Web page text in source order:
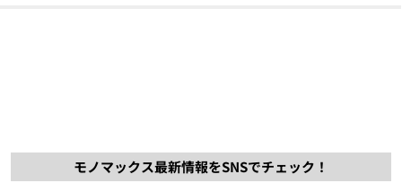
モノマックス最新情報をSNSでチェック！